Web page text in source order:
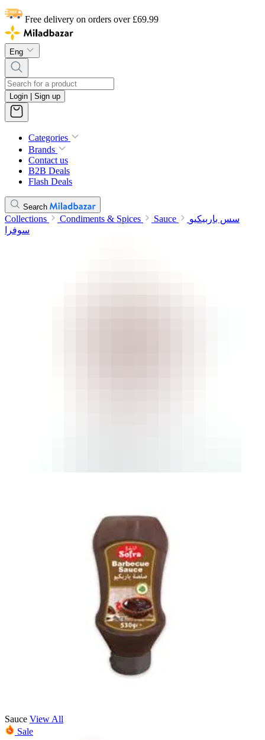
Free delivery on orders over £69.99
Eng
Login | Sign up
Categories
Brands
Contact us
B2B Deals
Flash Deals
Search
Collections Condiments & Spices Sauce
سس باربیکیو
سوفرا
Sauce View All
Sale